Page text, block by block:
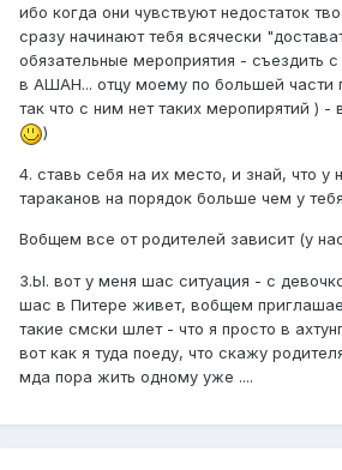
ибо когда они чувствуют недостаток
сразу начинают тебя всячески
обязательные мероприятия - съездить
в АШАН... отцу моему по большей части
так что с ним нет таких меропирятий ) -
)
4. ставь себя на их место, и знай, что у
тараканов на порядок больше чем у тебя
Вобщем все от родителей зависит (у
З.Ы. вот у меня шас ситуация - с
шас в Питере живет, вобщем
такие смски шлет - что я просто в
вот как я туда поеду, что скажу
мда пора жить одному уже ....